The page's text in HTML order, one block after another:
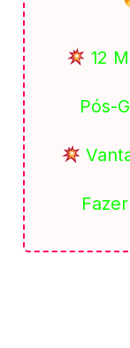
12
Pós-